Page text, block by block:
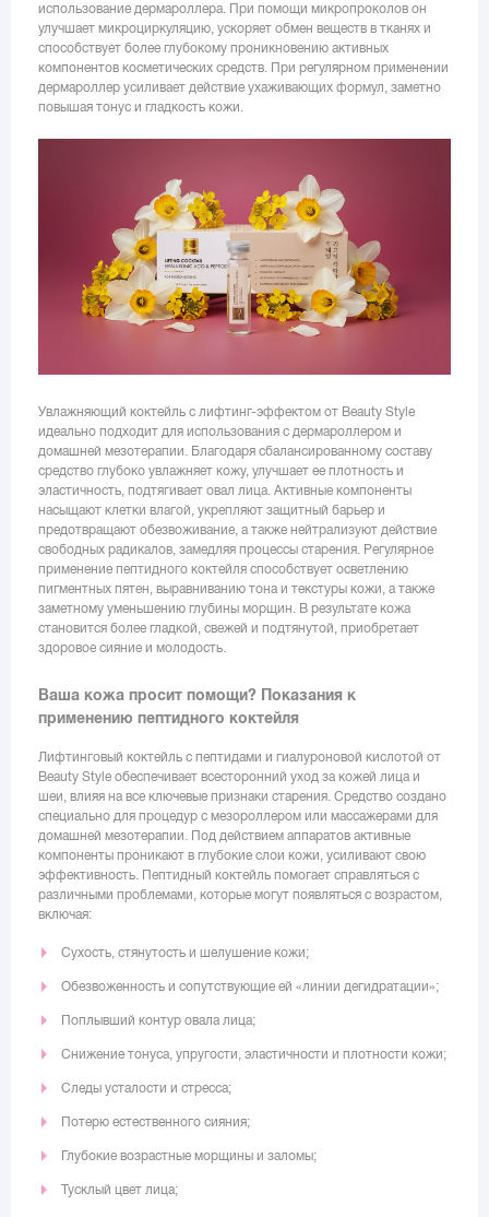
использование дермароллера. При помощи микропроколов он
улучшает микроциркуляцию, ускоряет обмен веществ в тканях и
способствует более глубокому проникновению активных
компонентов косметических средств. При регулярном применении
дермароллер усиливает действие ухаживающих формул, заметно
повышая тонус и гладкость кожи.
Увлажняющий коктейль с лифтинг-эффектом от Beauty Style
идеально подходит для использования с дермароллером и
домашней мезотерапии. Благодаря сбалансированному составу
средство глубоко увлажняет кожу, улучшает ее плотность и
эластичность, подтягивает овал лица. Активные компоненты
насыщают клетки влагой, укрепляют защитный барьер и
предотвращают обезвоживание, а также нейтрализуют действие
свободных радикалов, замедляя процессы старения. Регулярное
применение пептидного коктейля способствует осветлению
пигментных пятен, выравниванию тона и текстуры кожи, а также
заметному уменьшению глубины морщин. В результате кожа
становится более гладкой, свежей и подтянутой, приобретает
здоровое сияние и молодость.
Ваша кожа просит помощи? Показания к
применению пептидного коктейля
Лифтинговый коктейль с пептидами и гиалуроновой кислотой от
Beauty Style обеспечивает всесторонний уход за кожей лица и
шеи, влияя на все ключевые признаки старения. Средство создано
специально для процедур с мезороллером или массажерами для
домашней мезотерапии. Под действием аппаратов активные
компоненты проникают в глубокие слои кожи, усиливают свою
эффективность. Пептидный коктейль помогает справляться с
различными проблемами, которые могут появляться с возрастом,
включая:
Сухость, стянутость и шелушение кожи;
Обезвоженность и сопутствующие ей «линии дегидратации»;
Поплывший контур овала лица;
Снижение тонуса, упругости, эластичности и плотности кожи;
Следы усталости и стресса;
Потерю естественного сияния;
Глубокие возрастные морщины и заломы;
Тусклый цвет лица;